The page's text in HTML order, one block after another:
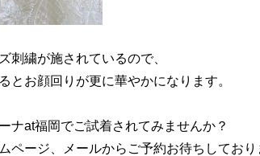
刺繍が施されているので、
とお顔回りが更に華やかになります。
ナat福岡でご試着されてみませんか？
ページ、メールからご予約お待ちしており